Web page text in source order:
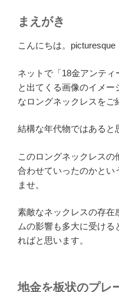
まえがき
こんにちは。picturesque
ネットで「18金アンテ
と出てくる画像のイメ
なロングネックレスをご
結構な年代物ではあると
このロングネックレス
合わせていったのかとい
ませ。
素敵なネックレスの存在
ムの影響も多大に受ける
ればと思います。
地金を板状のプレ